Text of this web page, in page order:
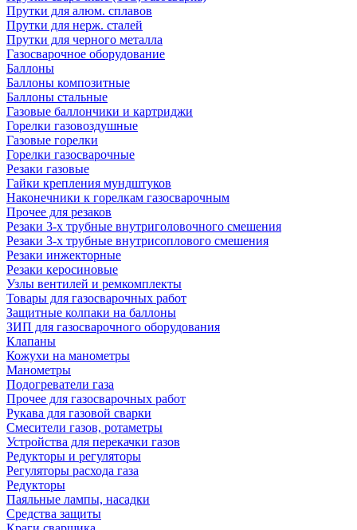
Прутки для алюм. сплавов
Прутки для нерж. сталей
Прутки для черного металла
Газосварочное оборудование
Баллоны
Баллоны композитные
Баллоны стальные
Газовые баллончики и картриджи
Горелки газовоздушные
Газовые горелки
Горелки газосварочные
Резаки газовые
Гайки крепления мундштуков
Наконечники к горелкам газосварочным
Прочее для резаков
Резаки 3-х трубные внутриголовочного смешения
Резаки 3-х трубные внутрисоплового смешения
Резаки инжекторные
Резаки керосиновые
Узлы вентилей и ремкомплекты
Товары для газосварочных работ
Защитные колпаки на баллоны
ЗИП для газосварочного оборудования
Клапаны
Кожухи на манометры
Манометры
Подогреватели газа
Прочее для газосварочных работ
Рукава для газовой сварки
Смесители газов, ротаметры
Устройства для перекачки газов
Редукторы и регуляторы
Регуляторы расхода газа
Редукторы
Паяльные лампы, насадки
Средства защиты